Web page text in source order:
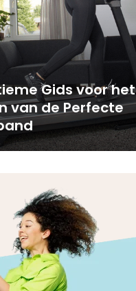
Gids voor het
van de Perfecte